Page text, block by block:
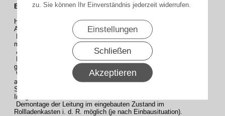
zu. Sie können Ihr Einverständnis jederzeit widerrufen.
Einstellungen
Schließen
Akzeptieren
Bschreibung :
Hohe Flexibilität durch verschiedene C-plug steckbare
Anschlussleitungen.
Keine Verschraubung notwendig, daher leicht zu
montieren/demontieren .
Antriebskopf überwickelbar Schutzart IP44 .
Handelsüblicher Phasenprüfer mit schmaler Klinge
genügt zur Montage/Demontage am Antrieb .
Weiße Leitung ermöglicht eine unauffällige Integration
auch im Sichtbereich UV-beständige Gummi-Leitung.
Schwarze Leitung ermöglicht eine unauffällige
Integration bei dunklen oder schwarzen Elementen.
Demontage der Leitung im eingebauten Zustand im
Rollladenkasten i. d. R. möglich (je nach Einbausituation).